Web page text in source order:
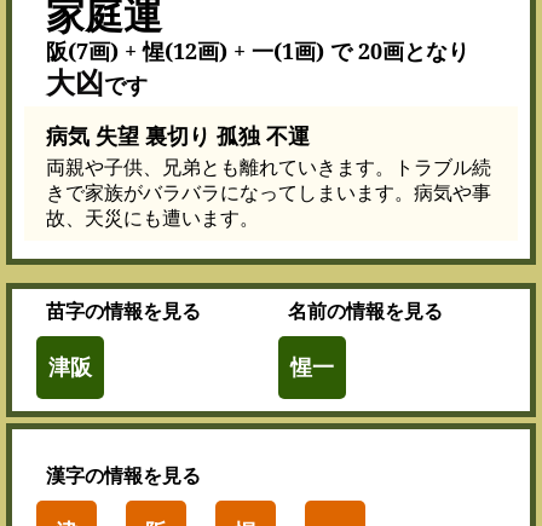
家庭運
阪(7画) + 惺(12画) + 一(1画) で 20画となり
大凶です
病気 失望 裏切り 孤独 不運
両親や子供、兄弟とも離れていきます。トラブル続
きで家族がバラバラになってしまいます。病気や事
故、天災にも遭います。
苗字の情報を見る
津阪
名前の情報を見る
惺一
漢字の情報を見る